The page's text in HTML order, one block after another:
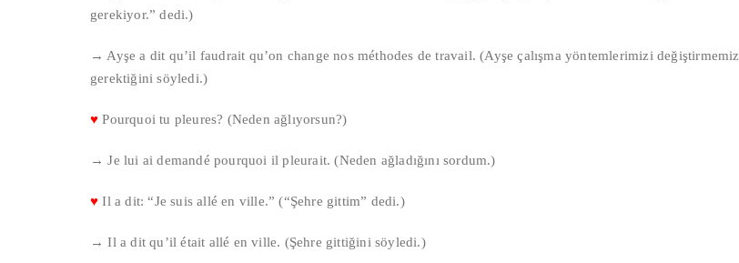
gerekiyor.” dedi.)
→ Ayşe a dit qu’il faudrait qu’on change nos méthodes de travail. (Ayşe çalışma yöntemlerimizi değiştirmemiz
gerektiğini söyledi.)
♥ Pourquoi tu pleures? (Neden ağlıyorsun?)
→ Je lui ai demandé pourquoi il pleurait. (Neden ağladığını sordum.)
♥Il a dit: “Je suis allé en ville.” (“Şehre gittim” dedi.)
→ Il a dit qu’il était allé en ville. (Şehre gittiğini söyledi.)